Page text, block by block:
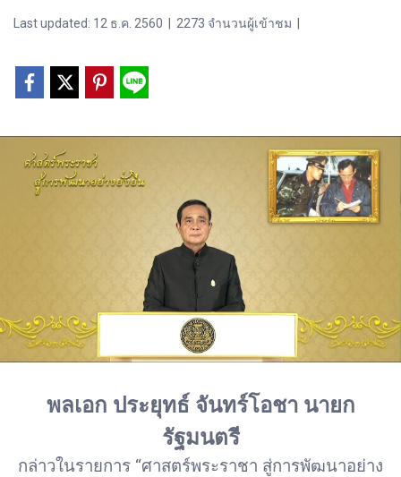
Last updated: 12 ธ.ค. 2560 2273 จำนวนผู้เข้าชม
พลเอก ประยุทธ์ จันทร์โอชา นายก
รัฐมนตรี
กล่าวในรายการ “ศาสตร์พระราชา สู่การพัฒนาอย่าง